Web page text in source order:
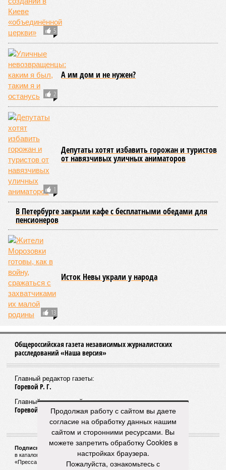
5
2
А им дом и не нужен?
1
Депутаты хотят избавить горожан и туристов
от навязчивых уличных аниматоров
В Петербурге закрыли кафе с бесплатными обедами для
пенсионеров
13
Исток Невы украли у народа
Общероссийская газета независимых журналистских
расследований «Наша версия»
Главный редактор газеты:
Горевой Р. Г.
Главный редактор сайта:
Горевой Р. Г.
Подписной индекс газеты «Наша версия»:
в каталоге «Почта России» —99266
«Пресса России» (зелёный) —41522
Продолжая работу с сайтом вы даете
согласие на обработку данных нашим
сайтом и сторонними ресурсами. Вы
можете запретить обработку Cookies в
настройках браузера.
Пожалуйста, ознакомьтесь с